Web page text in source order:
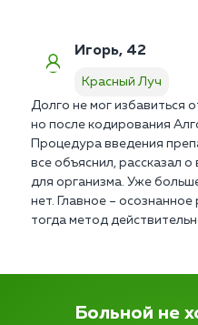
Игорь, 42
Красный Луч
Долго не мог избавиться
но после кодирования
Процедура введения
все объяснил, рассказал
для организма. Уже
нет. Главное –
тогда метод
Больной не